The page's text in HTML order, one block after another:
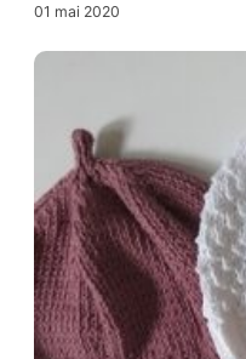
01 mai 2020